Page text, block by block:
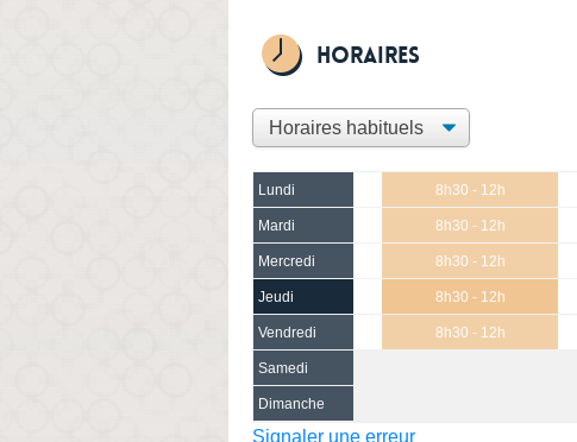
Horaires
Lundi 8h30 - 12h
Mardi 8h30 - 12h
Mercredi 8h30 - 12h
Jeudi 8h30 - 12h
Vendredi 8h30 - 12h
Samedi
Dimanche
Signaler une erreur